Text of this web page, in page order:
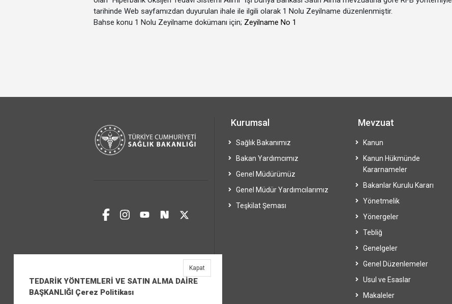
tarihinde Web sayfamızdan duyurulan ihale ile ilgili olarak 1 Nolu Zeyilname düzenlenmiştir.
Bahse konu 1 Nolu Zeyilname dokümanı için; Zeyilname No 1
Kurumsal
Sağlık Bakanımız
Bakan Yardımcımız
Genel Müdürümüz
Genel Müdür Yardımcılarımız
Teşkilat Şeması
Mevzuat
Kanun
Kanun Hükmünde
Kararnameler
Bakanlar Kurulu Kararı
Yönetmelik
Yönergeler
Tebliğ
Genelgeler
Genel Düzenlemeler
Usul ve Esaslar
Makaleler
TEDARİK YÖNTEMLERİ VE SATIN ALMA DAİRE
BAŞKANLIĞI Çerez Politikası
Kapat